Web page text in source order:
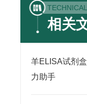
相关
羊ELISA试剂
力助手